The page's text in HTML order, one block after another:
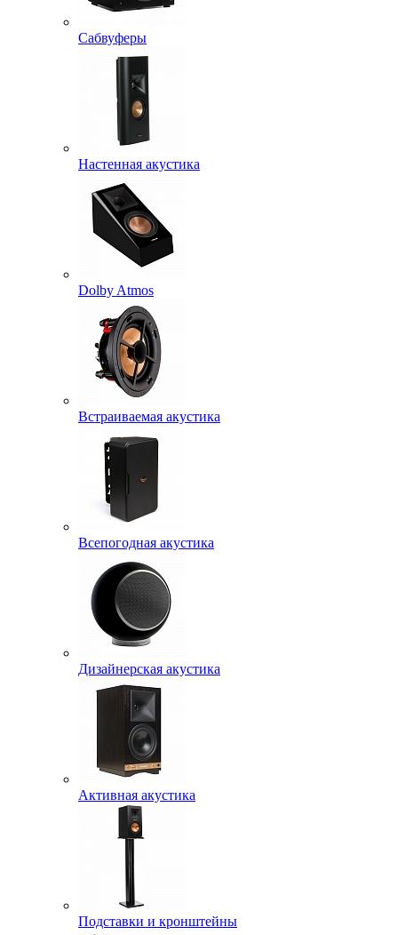
Сабвуферы
Настенная акустика
Dolby Atmos
Встраиваемая акустика
Всепогодная акустика
Дизайнерская акустика
Активная акустика
Подставки и кронштейны